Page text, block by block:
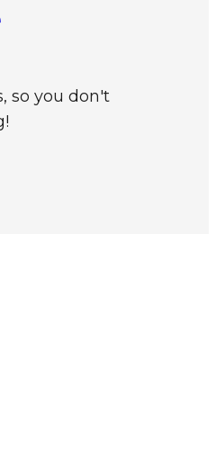
so you don't